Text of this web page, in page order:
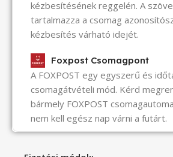
kézbesítésének reggelén. A
tartalmazza a csomag
kézbesítés várható idejét.
Foxpost Csomagpont
A FOXPOST egy egyszerű és
csomagátvételi mód. Kérd
bármely FOXPOST
nem kell egész nap várni a futárt.